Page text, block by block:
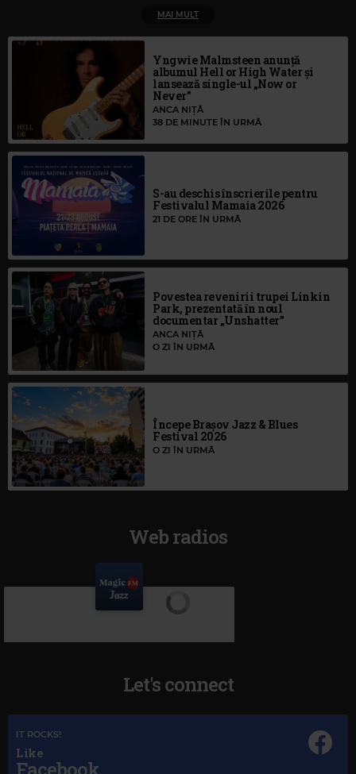
MAI MULT
Yngwie Malmsteen anunță
albumul Hell or High Water și
lansează single-ul „Now or
Never”
ANCA NIȚĂ
38 DE MINUTE ÎN URMĂ
S-au deschis înscrierile pentru
Festivalul Mamaia 2026
21 DE ORE ÎN URMĂ
Povestea revenirii trupei Linkin
Park, prezentată în noul
documentar „Unshatter”
ANCA NIȚĂ
O ZI ÎN URMĂ
Începe Brașov Jazz & Blues
Festival 2026
O ZI ÎN URMĂ
Web radios
Let's connect
IT ROCKS!
Like
Facebook